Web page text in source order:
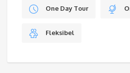
One Day Tour
Fleksibel